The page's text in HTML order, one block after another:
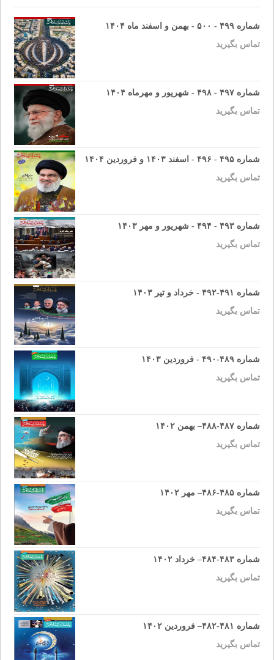
شماره ۴۹۹ - ۵۰۰ - بهمن و اسفند ماه ۱۴۰۴
تماس بگیرید
شماره ۴۹۷ - ۴۹۸ - شهریور و مهرماه ۱۴۰۴
تماس بگیرید
شماره ۴۹۵ - ۴۹۶ - اسفند ۱۴۰۳ و فروردین ۱۴۰۴
تماس بگیرید
شماره ۴۹۳ - ۴۹۴ - شهریور و مهر ۱۴۰۳
تماس بگیرید
شماره ۴۹۱-۴۹۲ - خرداد و تیر ۱۴۰۳
تماس بگیرید
شماره ۴۸۹-۴۹۰ - فروردین ۱۴۰۳
تماس بگیرید
شماره ۴۸۷-۴۸۸– بهمن ۱۴۰۲
تماس بگیرید
شماره ۴۸۵-۴۸۶– مهر ۱۴۰۲
تماس بگیرید
شماره ۴۸۳-۴۸۴– خرداد ۱۴۰۲
تماس بگیرید
شماره ۴۸۱-۴۸۲– فروردین ۱۴۰۲
تماس بگیرید